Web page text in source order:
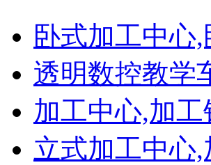
卧式加工中心
透明数控教学
加工中心,加
立式加工中心